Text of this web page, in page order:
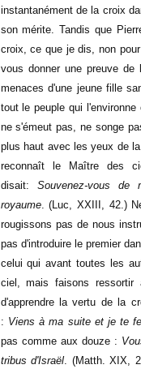
instantanément de la croix
son mérite. Tandis que
croix, ce que je dis, non
vous donner une preuve
menaces d'une jeune fille
tout le peuple qui
ne s'émeut pas, ne songe
plus haut avec les yeux de
reconnaît le Maître des
disait: Souvenez-vous de
royaume. (Luc, XXIII, 42.)
rougissons pas de nous
pas d'introduire le premier
celui qui avant toutes les
ciel, mais faisons
d'apprendre la vertu de la
: Viens à ma suite et je te
pas comme aux douze :
tribus d'Israël. (Matth. XIX,